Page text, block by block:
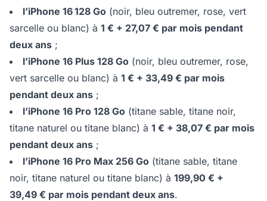
l’iPhone 16 128 Go (noir, bleu outremer, rose, vert
sarcelle ou blanc) à 1 € + 27,07 € par mois pendant
deux ans ;
l’iPhone 16 Plus 128 Go (noir, bleu outremer, rose,
vert sarcelle ou blanc) à 1 € + 33,49 € par mois
pendant deux ans ;
l’iPhone 16 Pro 128 Go (titane sable, titane noir,
titane naturel ou titane blanc) à 1 € + 38,07 € par mois
pendant deux ans ;
l’iPhone 16 Pro Max 256 Go (titane sable, titane
noir, titane naturel ou titane blanc) à 199,90 € +
39,49 € par mois pendant deux ans.